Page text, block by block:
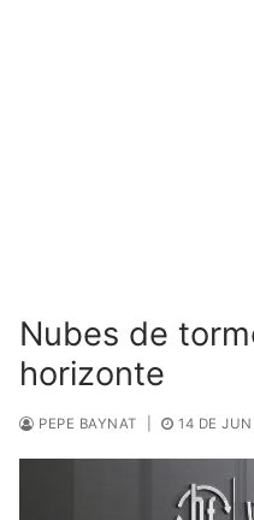
Nubes de
horizonte
PEPE BAYNAT 14 DE